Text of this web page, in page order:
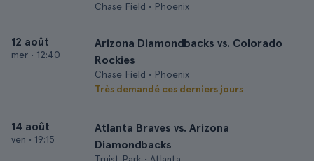
Chase Field • Phoenix
12 août
mer • 12:40
Arizona Diamondbacks vs. Colorado
Rockies
Chase Field • Phoenix
Très demandé ces derniers jours
14 août
ven • 19:15
Atlanta Braves vs. Arizona
Diamondbacks